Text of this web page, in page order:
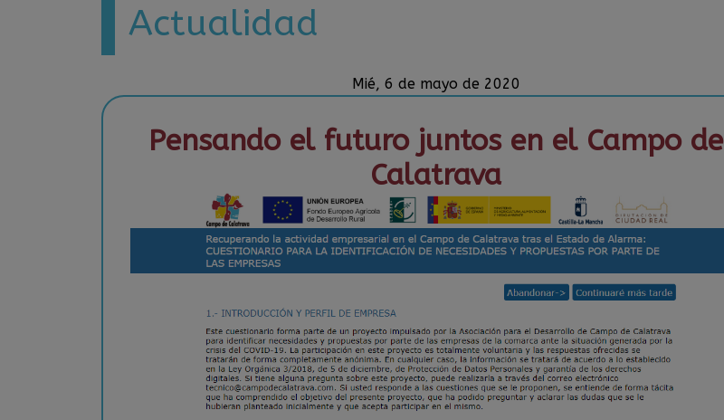
Actualidad
Mié, 6 de mayo de 2020
Pensando el futuro juntos en el Campo de
Calatrava